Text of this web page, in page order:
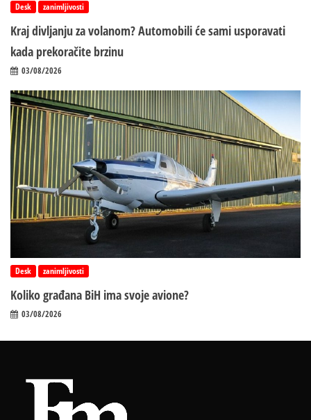
Desk zanimljivosti
Kraj divljanju za volanom? Automobili će sami usporavati
kada prekoračite brzinu
03/08/2026
Desk zanimljivosti
Koliko građana BiH ima svoje avione?
03/08/2026